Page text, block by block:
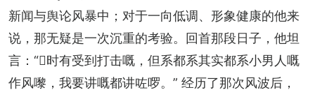
新闻与舆论风暴中；对于一向低调、形象健康的他来
说，那无疑是一次沉重的考验。回首那段日子，他坦
言：“𠮶时有受到打击嘅，但系都系其实都系小男人嘅
作风嚟，我要讲嘅都讲咗啰。” 经历了那次风波后，